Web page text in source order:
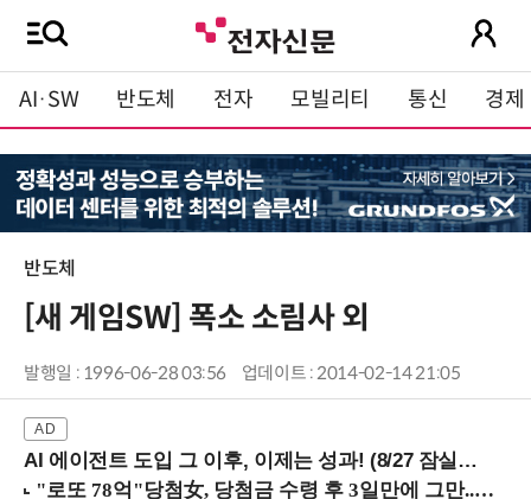
AI·SW 반도체 전자 모빌리티 통신 경제
반도체
[새 게임SW] 폭소 소림사 외
발행일 : 1996-06-28 03:56 업데이트 : 2014-02-14 21:05
AI 에이전트 도입 그 이후, 이제는 성과! (8/27 잠실역)